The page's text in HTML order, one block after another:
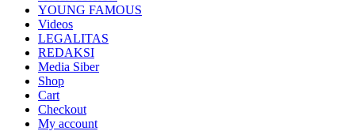
YOUNG FAMOUS
Videos
LEGALITAS
REDAKSI
Media Siber
Shop
Cart
Checkout
My account